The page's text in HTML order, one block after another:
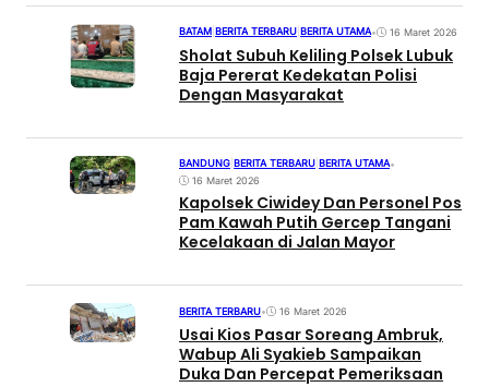
BATAM BERITA TERBARU BERITA UTAMA• 16 Maret 2026
Sholat Subuh Keliling Polsek Lubuk
Baja Pererat Kedekatan Polisi
Dengan Masyarakat
BANDUNG BERITA TERBARU BERITA UTAMA•
16 Maret 2026
Kapolsek Ciwidey Dan Personel Pos
Pam Kawah Putih Gercep Tangani
Kecelakaan di Jalan Mayor
BERITA TERBARU• 16 Maret 2026
Usai Kios Pasar Soreang Ambruk,
Wabup Ali Syakieb Sampaikan
Duka Dan Percepat Pemeriksaan